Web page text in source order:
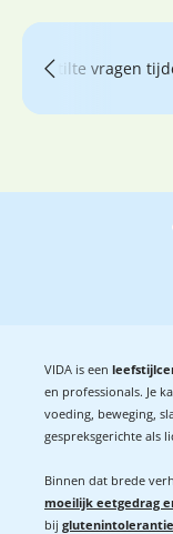
Stilte vragen tijdens eten is zo
VIDA is een
en professionals. Je
voeding, beweging,
gespreksgerichte als
Binnen dat brede
moeilijk eetgedrag
bij glutenintolerantie